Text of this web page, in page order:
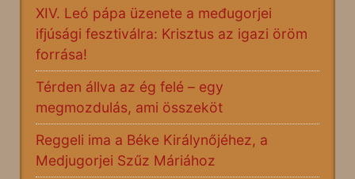
XIV. Leó pápa üzenete a međugorjei
ifjúsági fesztiválra: Krisztus az igazi öröm
forrása!
Térden állva az ég felé – egy
megmozdulás, ami összeköt
Reggeli ima a Béke Királynőjéhez, a
Medjugorjei Szűz Máriához